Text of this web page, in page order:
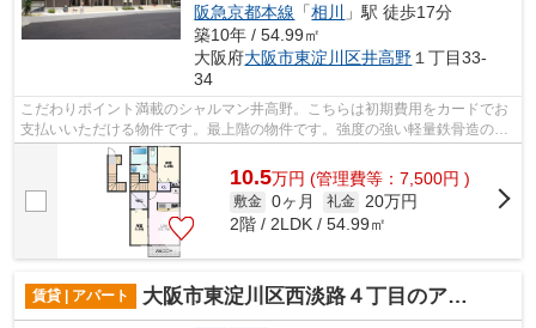
阪急京都本線 「相川 」駅 徒歩17分
築10年 / 54.99㎡
大阪府大阪市東淀川区井高野 １丁目33-
34
こだわりポイント満載のシャルマン井高野。こちらは初期費用をカードでお
支払いいただける物件です。最上階の物件です。強度の強い軽量鉄骨造の物
件はこちらです。大阪市東淀川区で新...
10.5万円 (管理費等：7,500円 )
敷金 0ヶ月 礼金
20万円
2階 / 2LDK / 54.99㎡
賃貸 | アパート 大阪市東淀川区西淡路４丁目のアパート